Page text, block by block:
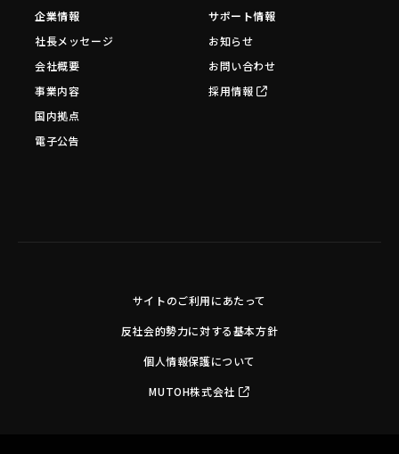
企業情報
社長メッセージ
会社概要
事業内容
国内拠点
電子公告
サポート情報
お知らせ
お問い合わせ
採用情報
サイトのご利用にあたって
反社会的勢力に対する基本方針
個人情報保護について
MUTOH株式会社